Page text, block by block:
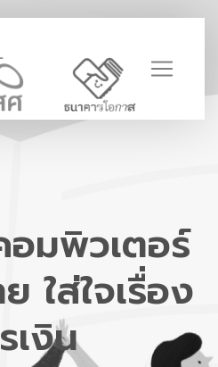
อมพิวเตอร์
ใส่ใจเรื่อง
เงิน